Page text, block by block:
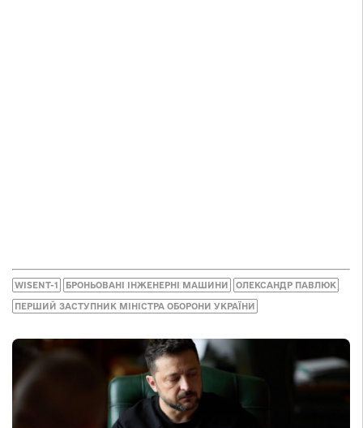
WISENT-1 БРОНЬОВАНІ ІНЖЕНЕРНІ МАШИНИ ОЛЕКСАНДР ПАВЛЮК
ПЕРШИЙ ЗАСТУПНИК МІНІСТРА ОБОРОНИ УКРАЇНИ